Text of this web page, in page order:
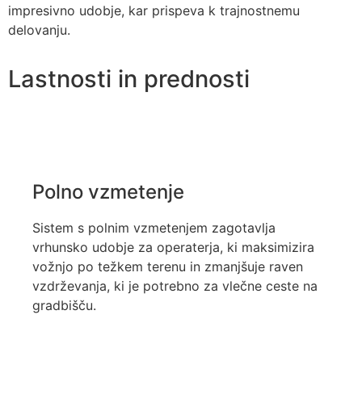
impresivno udobje, kar prispeva k trajnostnemu
delovanju.
Lastnosti in prednosti
Polno vzmetenje
Sistem s polnim vzmetenjem zagotavlja
vrhunsko udobje za operaterja, ki maksimizira
vožnjo po težkem terenu in zmanjšuje raven
vzdrževanja, ki je potrebno za vlečne ceste na
gradbišču.